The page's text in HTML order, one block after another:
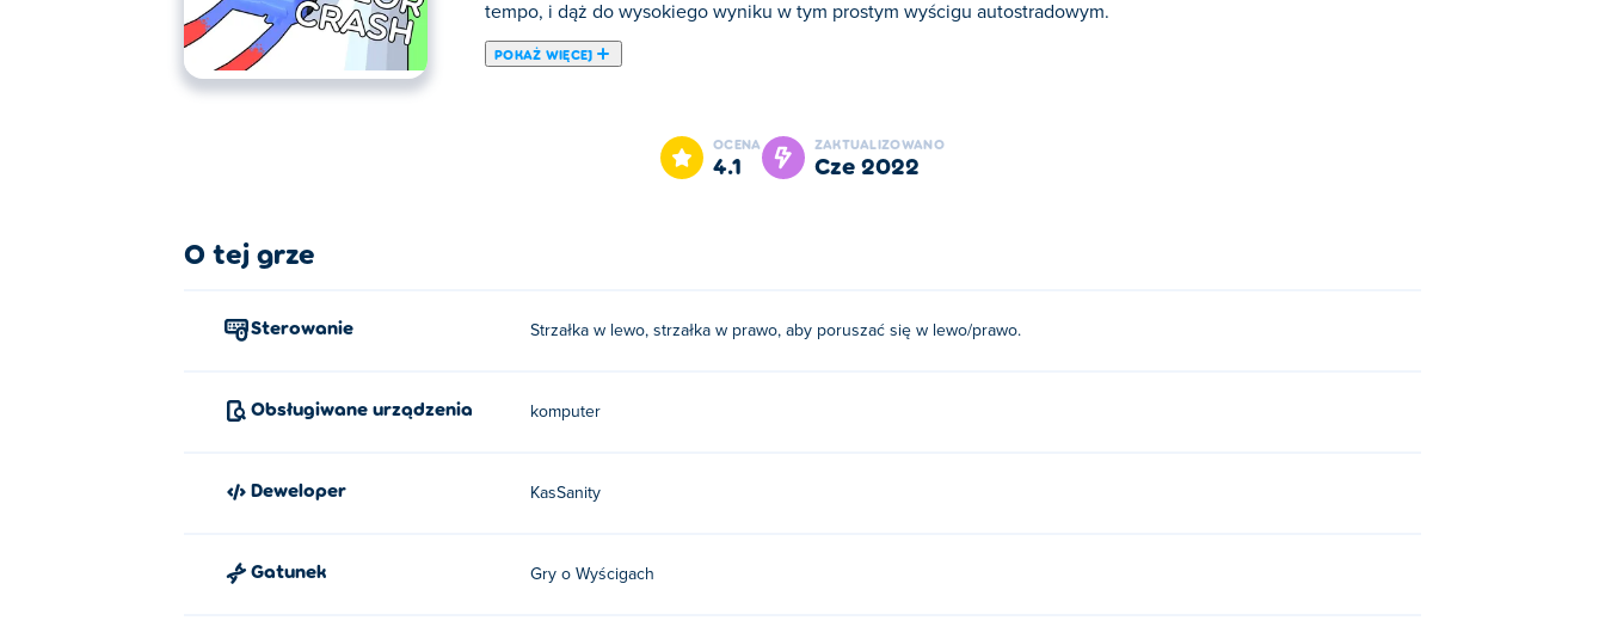
tempo, i dąż do wysokiego wyniku w tym prostym wyścigu autostradowym.
POKAŻ WIĘCEJ
Tutaj możesz grać w Color Crash. Color Crash jest jedną z naszych ulubionych gier w kategorii: Gry Zręcznościowe.
OCENA
4.1
ZAKTUALIZOWANO
cze 2022
O tej grze
Sterowanie Strzałka w lewo, strzałka w prawo, aby poruszać się w lewo/prawo.
Obsługiwane urządzenia komputer
Deweloper KasSanity
Gatunek Gry o Wyścigach